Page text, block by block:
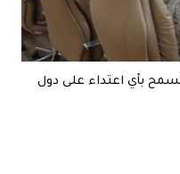
بأي اعتداء على دول